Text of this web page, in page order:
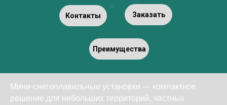
Преимущества
Контакты Заказать
Мини-снегоплавильные установки — компактное
решение для небольших территорий, частных